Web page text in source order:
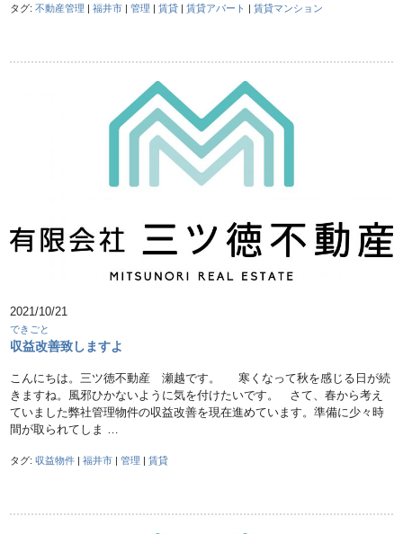
タグ:不動産管理 |福井市 |管理 |賃貸 |賃貸アパート |賃貸マンション
2021/10/21
できごと
収益改善致しますよ
こんにちは。三ツ徳不動産 瀬越です。 寒くなって秋を感じる日が続
きますね。風邪ひかないように気を付けたいです。 さて、春から考え
ていました弊社管理物件の収益改善を現在進めています。準備に少々時
間が取られてしま …
タグ:収益物件 |福井市 |管理 |賃貸